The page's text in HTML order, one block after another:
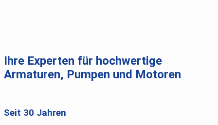
Ihre Experten für hochwertige
Armaturen, Pumpen und Motoren
Seit 30 Jahren